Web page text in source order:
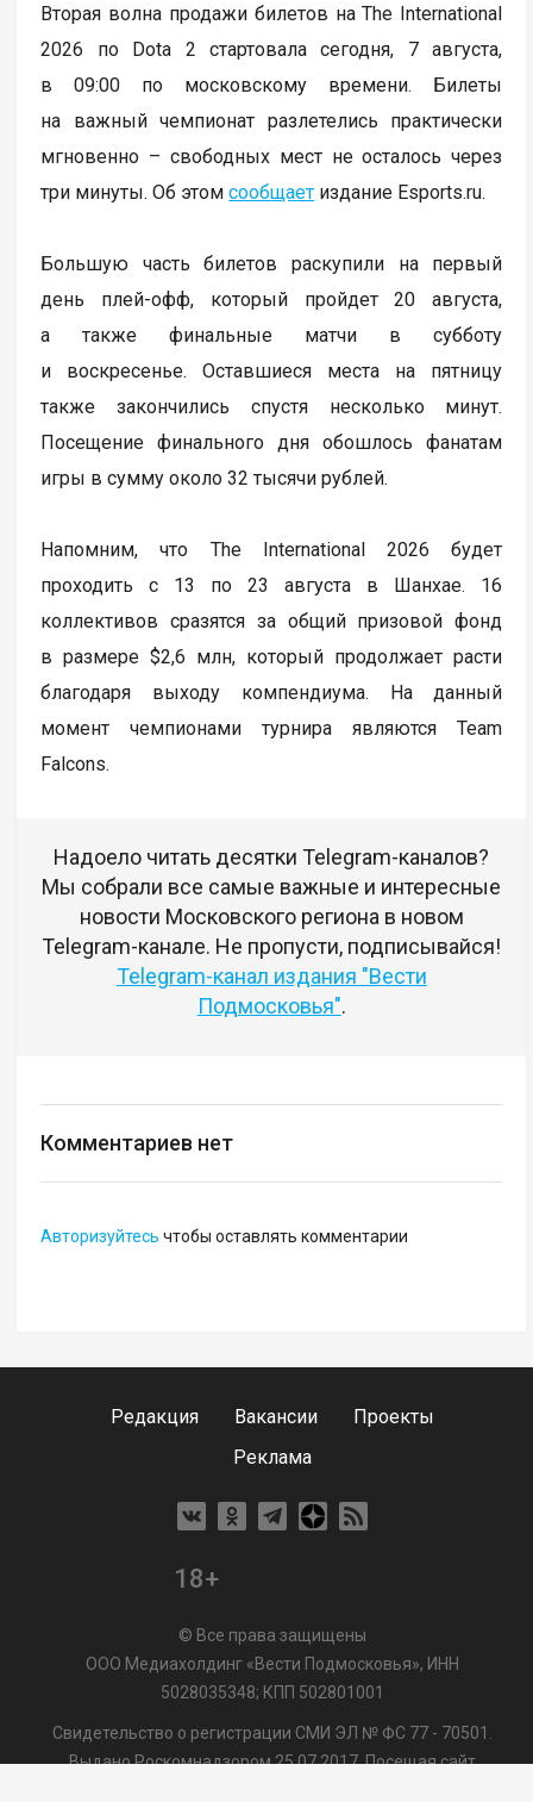
Вторая волна продажи билетов на The International
2026 по Dota 2 стартовала сегодня, 7 августа,
в 09:00 по московскому времени. Билеты
на важный чемпионат разлетелись практически
мгновенно – свободных мест не осталось через
три минуты. Об этомсообщает издание Esports.ru.
Большую часть билетов раскупили на первый
день плей-офф, который пройдет 20 августа,
а также финальные матчи в субботу
и воскресенье. Оставшиеся места на пятницу
также закончились спустя несколько минут.
Посещение финального дня обошлось фанатам
игры в сумму около 32 тысячи рублей.
Напомним, что The International 2026 будет
проходить с 13 по 23 августа в Шанхае. 16
коллективов сразятся за общий призовой фонд
в размере $2,6 млн, который продолжает расти
благодаря выходу компендиума. На данный
момент чемпионами турнира являются Team
Falcons.
Надоело читать десятки Telegram-каналов?
Мы собрали все самые важные и интересные
новости Московского региона в новом
Telegram-канале. Не пропусти, подписывайся!
Telegram-канал издания "Вести
Подмосковья".
Комментариев нет
Авторизуйтесь чтобы оставлять комментарии
Редакция Вакансии
Проекты
Реклама
18+
© Все права защищены
ООО Медиахолдинг «Вести Подмосковья», ИНН
5028035348; КПП 502801001
Свидетельство о регистрации СМИ ЭЛ № ФС 77 - 70501.
Выдано Роскомнадзором 25.07.2017. Посещая сайт